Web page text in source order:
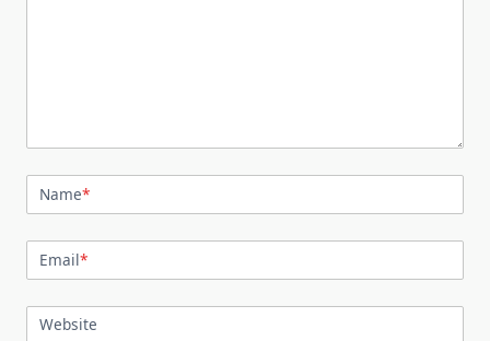
Name*
Email*
Website